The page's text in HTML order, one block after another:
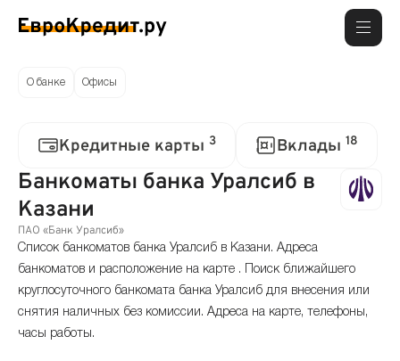
О банке Офисы
Кредитные карты 3 Вклады 18
Банкоматы банка Уралсиб в
Казани
ПАО «Банк Уралсиб»
Список банкоматов банка Уралсиб в Казани. Адреса
банкоматов и расположение на карте . Поиск ближайшего
круглосуточного банкомата банка Уралсиб для внесения или
снятия наличных без комиссии. Адреса на карте, телефоны,
часы работы.